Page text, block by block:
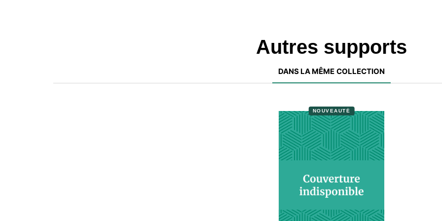
Autres supports
DANS LA MÊME COLLECTION
NOUVEAUTÉ